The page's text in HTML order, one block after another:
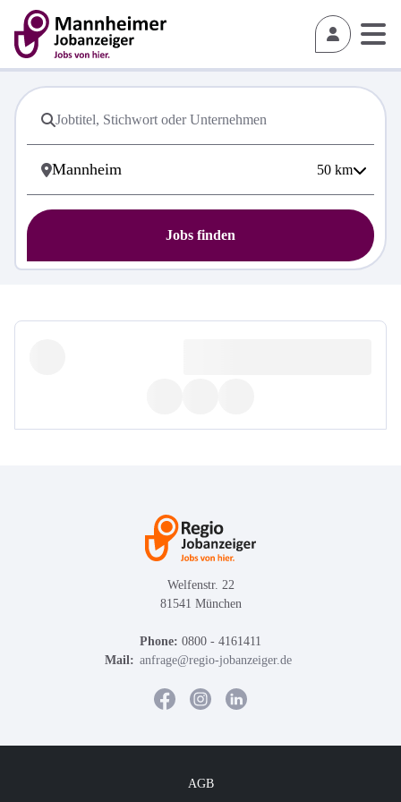
50 km
Jobs finden
Welfenstr. 22
81541 München
Phone: 0800 - 4161411
Mail: anfrage@regio-jobanzeiger.de
AGB